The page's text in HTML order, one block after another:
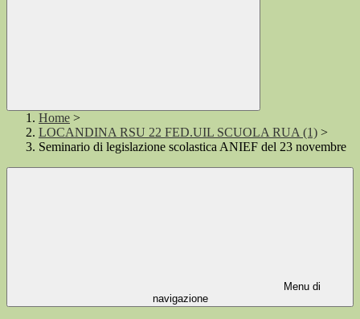
Home >
LOCANDINA RSU 22 FED.UIL SCUOLA RUA (1) >
Seminario di legislazione scolastica ANIEF del 23 novembre
Menu di
navigazione